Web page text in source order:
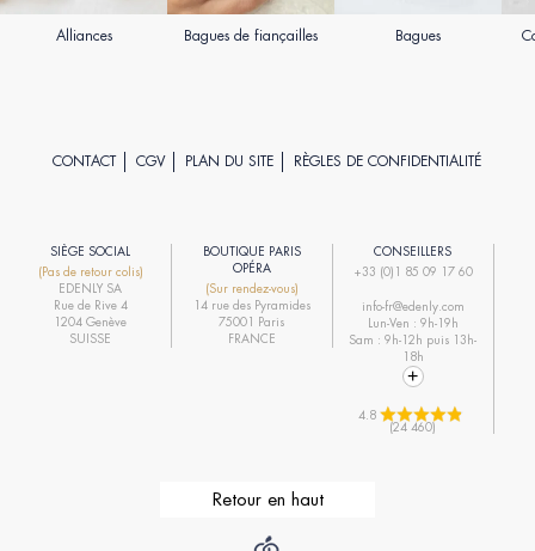
Alliances Bagues de fiançailles Bagues
CONTACT CGV PLAN DU SITE RÈGLES DE CONFIDENTIALITÉ
SIÈGE SOCIAL
(Pas de retour colis)
EDENLY SA
Rue de Rive 4
1204 Genève
SUISSE
BOUTIQUE PARIS
OPÉRA
(Sur rendez-vous)
14 rue des Pyramides
75001 Paris
FRANCE
CONSEILLERS
+33 (0)1 85 09 17 60
info-fr@edenly.com
Lun-Ven : 9h-19h
Sam : 9h-12h puis 13h-
18h
4.8
(24 460)
Retour en haut